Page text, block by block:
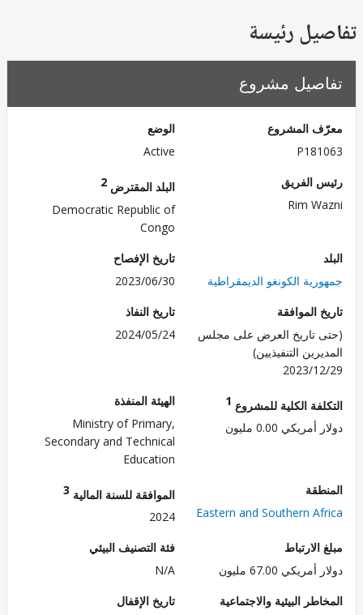
رئيسة
مشروع
المشروع
الفريق
Rim
البلد المقترض
Democratic Republic of
الكونغو الديمقراطية
تاريخ الإفصاح
2023/06/30
الموافقة
تاريخ العرض على مجلس
التنفيذيين)
2023/
تاريخ النفاذ
2024/05/24
الكلية للمشروع1
0.00 مليون
الهيئة المنفذة
Ministry of Primary,
Secondary and Technical
Education
Eastern and Southern
الموافقة للسنة المالية3
2024
67.00 مليون
فئة التصنيف البيئي
البيئية والاجتماعية
تاريخ الإقفال